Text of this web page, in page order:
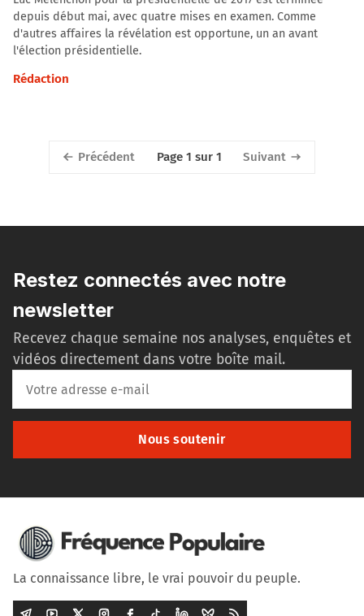
depuis début mai, avec quatre mises en examen. Comme
d'autres affaires la révélation est opportune, un an avant
l'élection présidentielle.
Rédaction
Précédent Page 1 sur 1 Suivant
Restez connectés avec notre
newsletter
Recevez chaque semaine nos analyses, enquêtes et
vidéos directement dans votre boîte mail.
Nous soutenir
La connaissance libre, le vrai pouvoir du peuple.